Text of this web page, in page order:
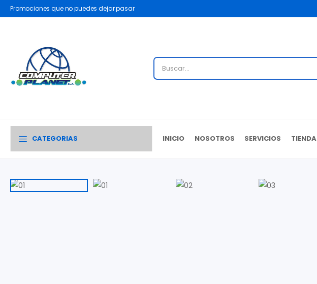
Promociones que no puedes dejar pasar
CATEGORIAS INICIO NOSOTROS SERVICIOS TIENDA